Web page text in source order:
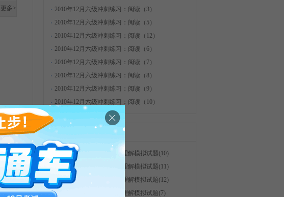
更多>
2010年12月六级冲刺练习：阅读（3）
2010年12月六级冲刺练习：阅读（5）
2010年12月六级冲刺练习：阅读（12）
2010年12月六级冲刺练习：阅读（6）
2010年12月六级冲刺练习：阅读（7）
2010年12月六级冲刺练习：阅读（8）
2010年12月六级冲刺练习：阅读（9）
2010年12月六级冲刺练习：阅读（10）
英语四级最新资讯
2026年12月英语四级阅读理解模拟试题(10)
2026年12月英语四级阅读理解模拟试题(11)
2026年12月英语四级阅读理解模拟试题(12)
2026年12月英语四级阅读理解模拟试题(7)